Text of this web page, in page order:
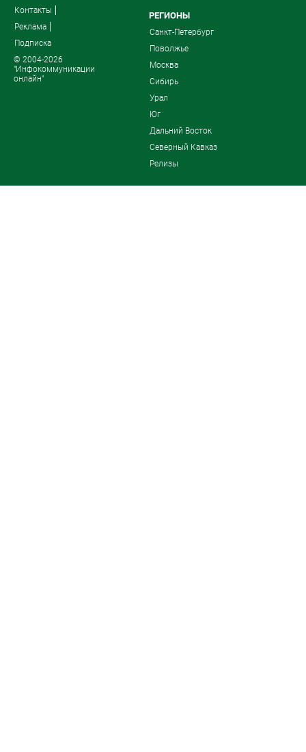
Контакты
Реклама
Подписка
© 2004-2026
"Инфокоммуникации
онлайн"
РЕГИОНЫ
Санкт-Петербург
Поволжье
Москва
Сибирь
Урал
Юг
Дальний Восток
Северный Кавказ
Релизы